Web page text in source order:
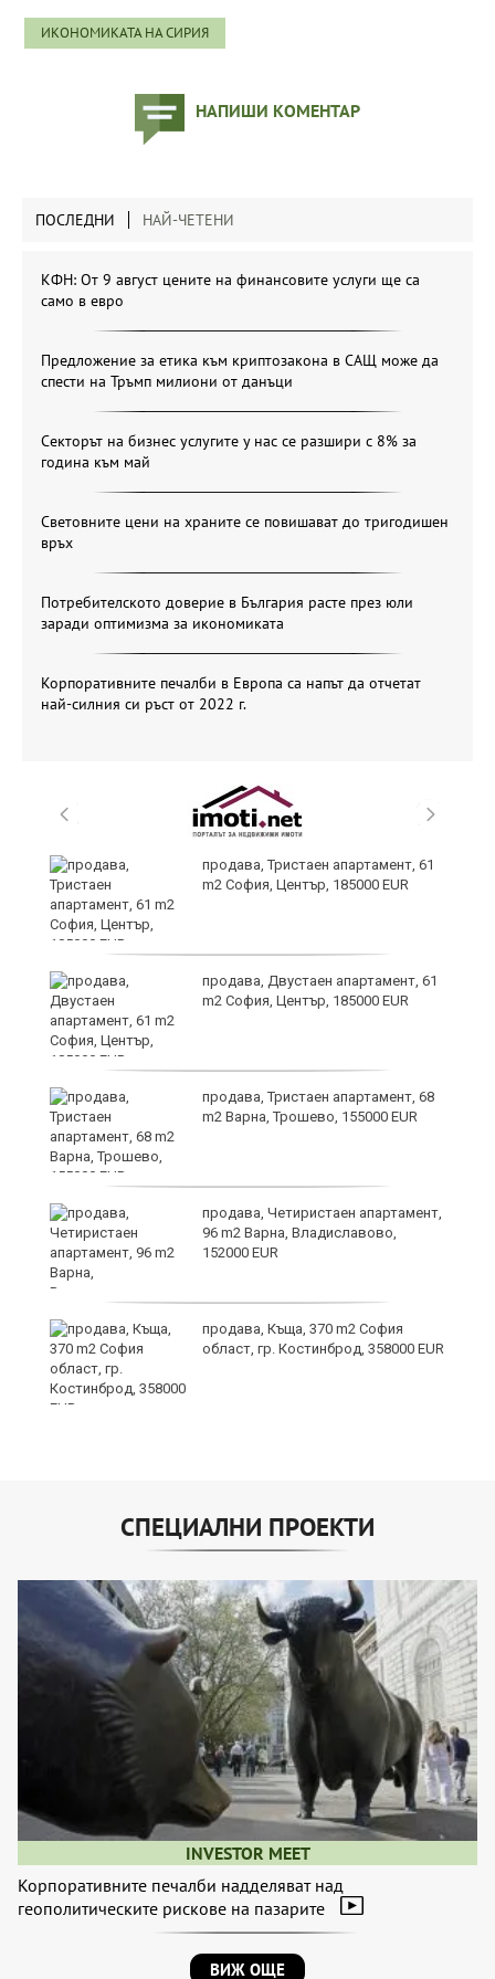
ИКОНОМИКАТА НА СИРИЯ
НАПИШИ КОМЕНТАР
ПОСЛЕДНИ НАЙ-ЧЕТЕНИ
КФН: От 9 август цените на финансовите услуги ще са
само в евро
Предложение за етика към криптозакона в САЩ може да
спести на Тръмп милиони от данъци
Секторът на бизнес услугите у нас се разшири с 8% за
година към май
Световните цени на храните се повишават до тригодишен
връх
Потребителското доверие в България расте през юли
заради оптимизма за икономиката
Корпоративните печалби в Европа са напът да отчетат
най-силния си ръст от 2022 г.
продава, Тристаен апартамент, 61
m2 София, Център, 185000 EUR
продава, Двустаен апартамент, 61
m2 София, Център, 185000 EUR
продава, Тристаен апартамент, 68
m2 Варна, Трошево, 155000 EUR
продава, Четиристаен апартамент,
96 m2 Варна, Владиславово,
152000 EUR
продава, Къща, 370 m2 София
област, гр. Костинброд, 358000 EUR
СПЕЦИАЛНИ ПРОЕКТИ
INVESTOR MEET
Корпоративните печалби надделяват над
геополитическите рискове на пазарите
ВИЖ ОЩЕ